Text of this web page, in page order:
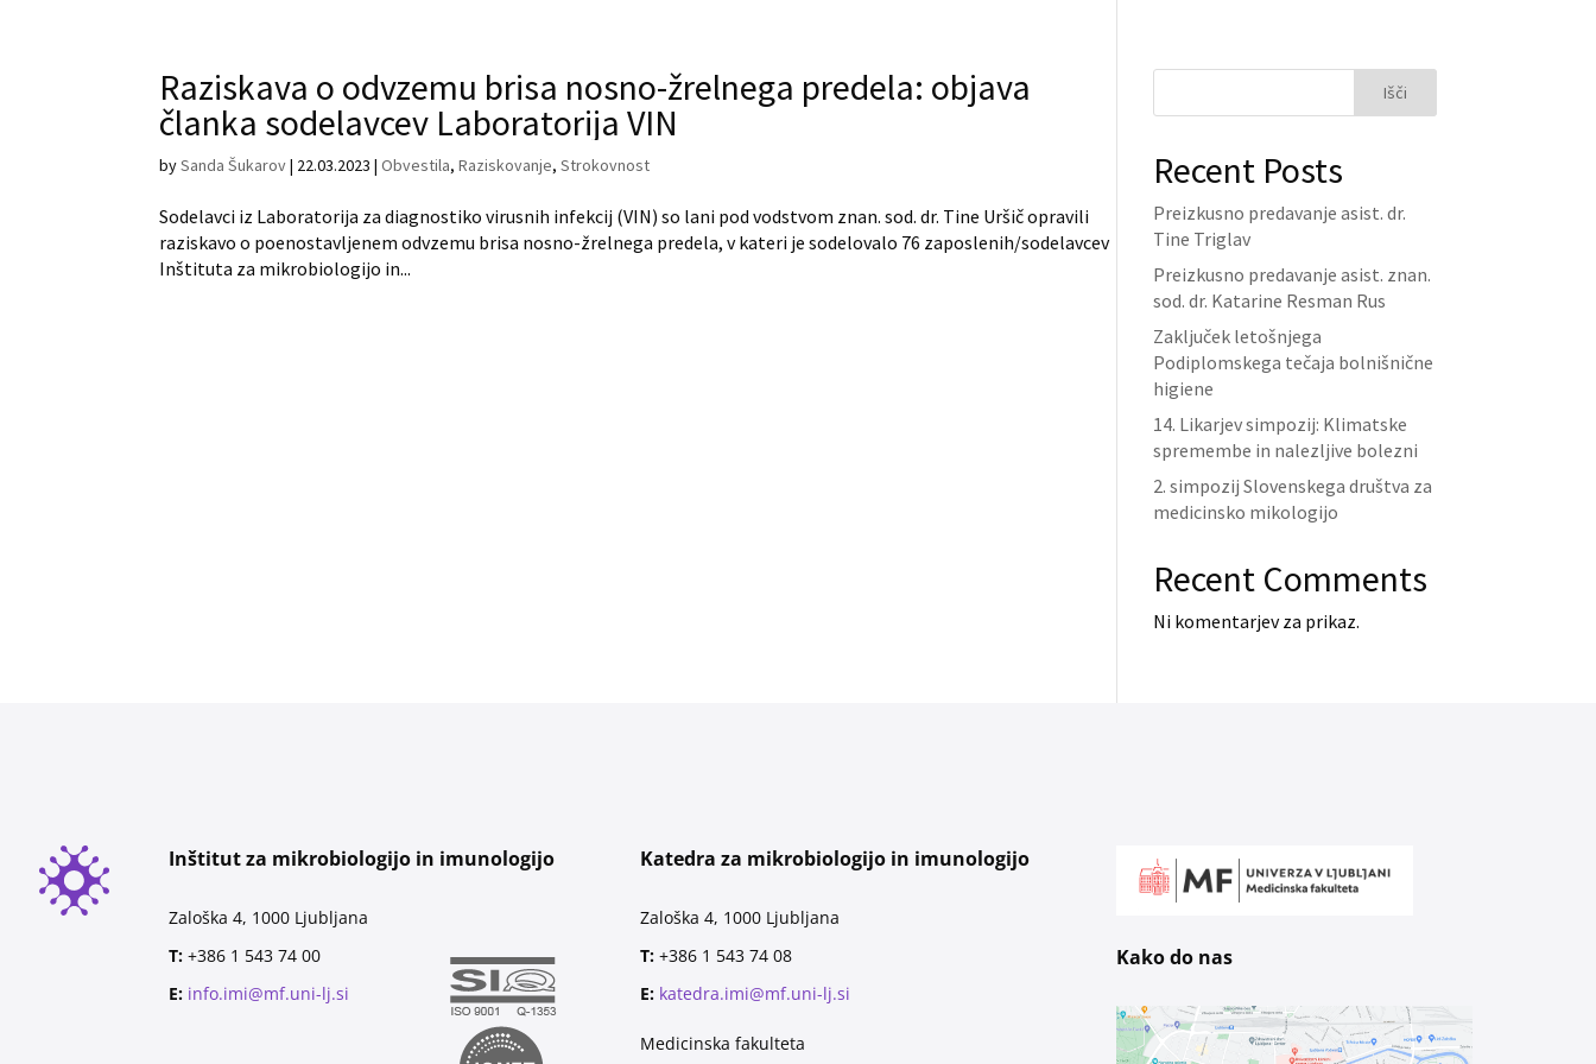
Raziskava o odvzemu brisa nosno-žrelnega predela: objava
članka sodelavcev Laboratorija VIN
bySanda Šukarov| 22.03.2023 |Obvestila,Raziskovanje,Strokovnost
Sodelavci iz Laboratorija za diagnostiko virusnih infekcij (VIN) so lani pod vodstvom znan. sod. dr. Tine Uršič opravili
raziskavo o poenostavljenem odvzemu brisa nosno-žrelnega predela, v kateri je sodelovalo 76 zaposlenih/sodelavcev
Inštituta za mikrobiologijo in...
Išči
Recent Posts
Preizkusno predavanje asist. dr.
Tine Triglav
Preizkusno predavanje asist. znan.
sod. dr. Katarine Resman Rus
Zaključek letošnjega
Podiplomskega tečaja bolnišnične
higiene
14. Likarjev simpozij: Klimatske
spremembe in nalezljive bolezni
2. simpozij Slovenskega društva za
medicinsko mikologijo
Recent Comments
Ni komentarjev za prikaz.
Inštitut za mikrobiologijo in imunologijo
Zaloška 4, 1000 Ljubljana
T: +386 1 543 74 00
E: info.imi@mf.uni-lj.si
Katedra za mikrobiologijo in imunologijo
Zaloška 4, 1000 Ljubljana
T: +386 1 543 74 08
E: katedra.imi@mf.uni-lj.si
Medicinska fakulteta
Kako do nas